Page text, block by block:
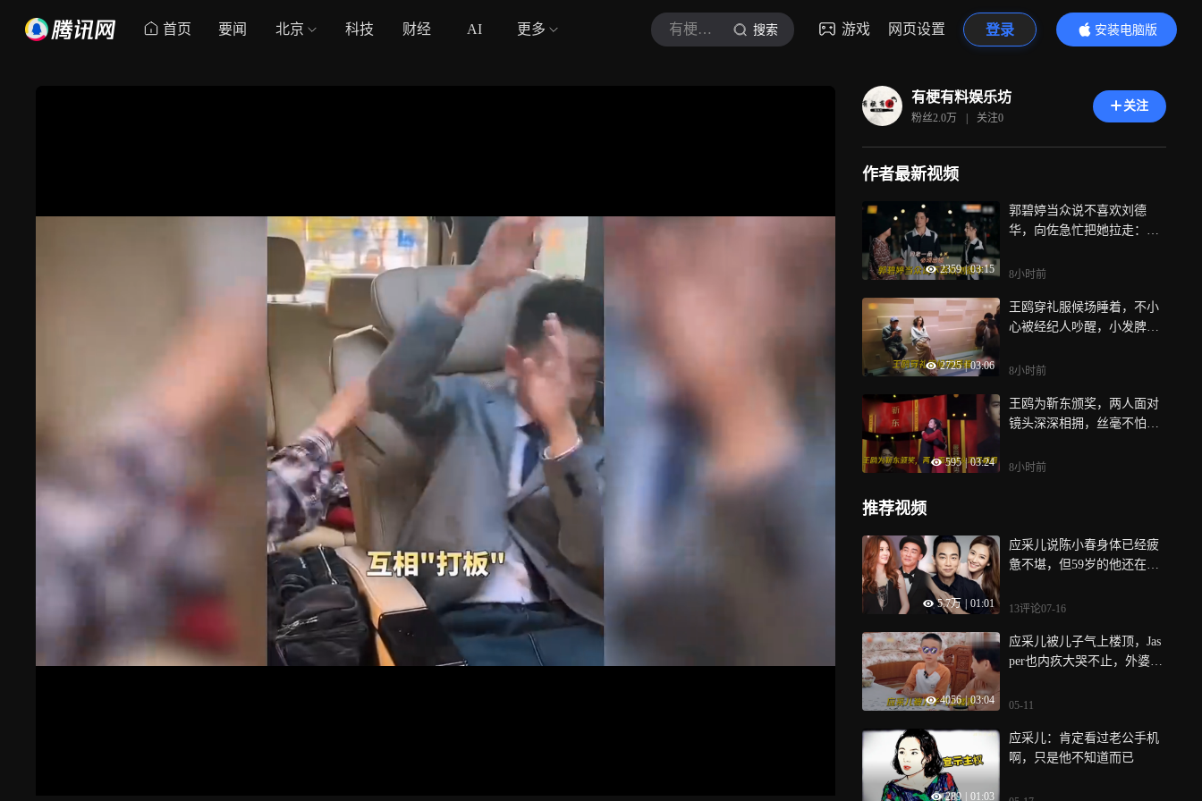
首页 要闻 北京 科技 财经 AI 更多 有梗有料娱乐坊 搜索 游戏 网页设置 登录
安装电脑版
内容更精彩
有梗有料娱乐坊
粉丝2.0万 | 关注0
关注
作者最新视频
2359 | 03:15
郭碧婷当众说不喜欢刘德
华，向佐急忙把她拉走：媳
8小时前
2725 | 03:06
王鸥穿礼服候场睡着，不小
心被经纪人吵醒，小发脾气
8小时前
595 | 03:24
王鸥为靳东颁奖，两人面对
镜头深深相拥，丝毫不怕绯
8小时前
推荐视频
5.7万 01:01
应采儿说陈小春身体已经疲
惫不堪，但59岁的他还在商
13评论07-16
4056 | 03:04
应采儿被儿子气上楼顶，Jas
per也内疚大哭不止，外婆都
05-11
289 01:03
应采儿：肯定看过老公手机
啊，只是他不知道而已